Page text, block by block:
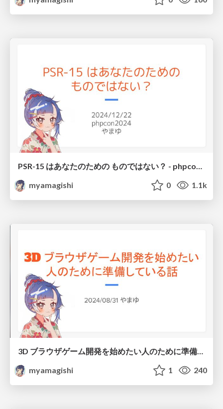
myamagishi
0 1.1k
3D ブラウザゲーム開発を始めたい人のために準備している話
myamagishi
1 240